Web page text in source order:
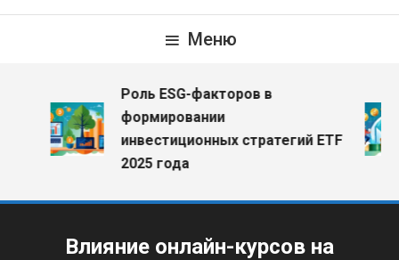
Меню
Роль ESG-факторов в
формировании
инвестиционных стратегий ETF
2025 года
Влияние онлайн-курсов на